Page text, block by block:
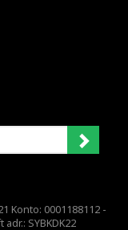
Konto: 0001188112 -
SYBKDK22